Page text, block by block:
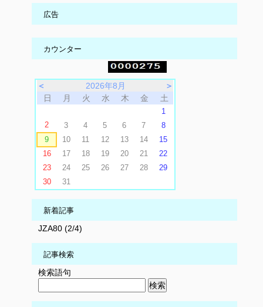
広告
カウンター
＜ 2026年8月
＞
日
月 火 水 木 金 土
1
2
3 4 5 6 7
8
9
10 11 12 13 14
15
16
17 18 19 20 21
22
23
24 25 26 27 28
29
30
31
新着記事
JZA80 (2/4)
記事検索
検索語句